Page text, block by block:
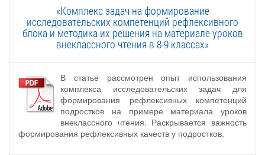
«Комплекс задач на формирование
исследовательских компетенций рефлексивного
блока и методика их решения на материале уроков
внеклассного чтения в 8-9 классах»
В статье рассмотрен опыт использования
комплекса исследовательских задач для
формирования рефлексивных компетенций
подростков на примере материала уроков
внеклассного чтения. Раскрывается важность
формирования рефлексивных качеств у подростков.